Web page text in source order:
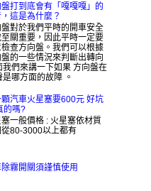
打到底會有「嘎嘎嘎」的
這是為什麼？
對於我們平時的開車安全
關重要，因此平時一定要
查方向盤。我們可以根據
的一些情況來判斷出轉向
們來講一下如果 方向盤在
哪方面的故障 。
汽車火星塞要600元 好坑
的嗎?
塞一般價格 : 火星塞依材質
80-3000以上都有
霧開關須謹慎使用